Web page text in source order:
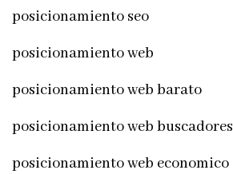
posicionamiento seo
posicionamiento web
posicionamiento web barato
posicionamiento web buscadores
posicionamiento web economico